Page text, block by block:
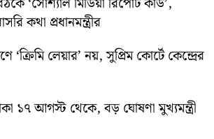
কথা প্রধানমন্ত্রীর
লেয়ার’ নয়, সুপ্রিম কোর্টে কেন্দ্রের
১৭ আগস্ট থেকে, বড় ঘোষণা মুখ্যমন্ত্রী